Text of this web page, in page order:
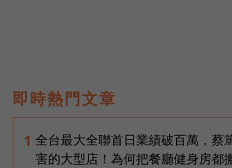
即時熱門文章
1 全台最大全聯首日業績破百萬，蔡
害的大型店！為何把餐廳健身房都